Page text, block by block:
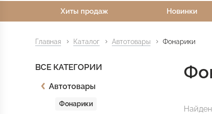
Хиты продаж Новинки
Главная Каталог Автотовары Фонарики
ВСЕ КАТЕГОРИИ
Автотовары
Фонарики